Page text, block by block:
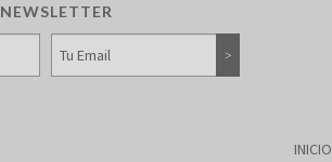
NEWSLETTER
INICIO